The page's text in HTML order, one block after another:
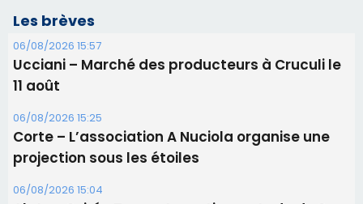
Ucciani – Marché des producteurs à Cruculi le
11 août
06/08/2026 15:25
Corte – L’association A Nuciola organise une
projection sous les étoiles
06/08/2026 15:04
Alata - Soirée Tango Argentin au stade de San
Benedetto